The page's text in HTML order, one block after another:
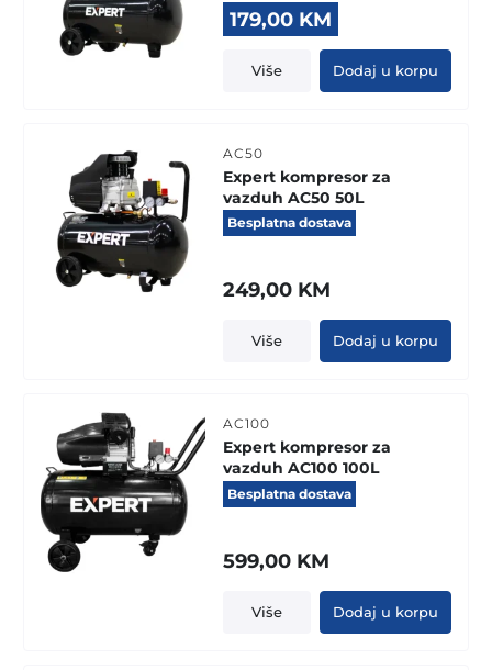
Original
price
was:
309,90 KM.
179,00 KM
price
is:
179,00 KM.
Više Dodaj u korpu
AC50
Expert kompresor za
vazduh AC50 50L
Besplatna dostava
249,00 KM
Više Dodaj u korpu
AC100
Expert kompresor za
vazduh AC100 100L
Besplatna dostava
599,00 KM
Više Dodaj u korpu